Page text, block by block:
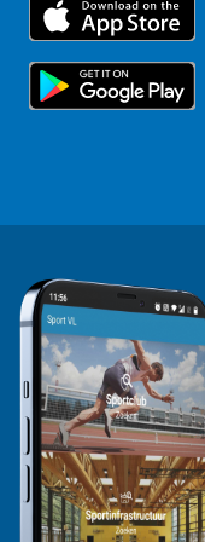
Topsporters
Voor de pers